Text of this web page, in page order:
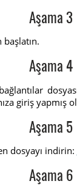
Aşama 3
Aşama 4
giriş yapmış
Aşama 5
dosyayı indirin:
Aşama 6